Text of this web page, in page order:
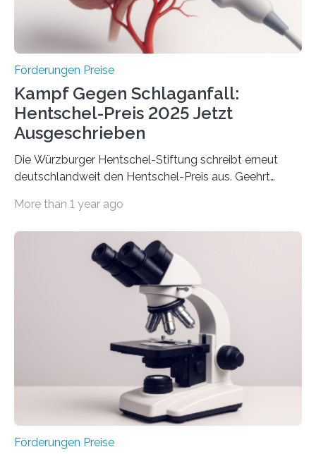
Wirtschaft und Energie eine gute Nachricht:
Überplanmäßige Verpflichtungsermächtigungen in
Förderungen Preise
Kampf Gegen Schlaganfall:
Hentschel-Preis 2025 Jetzt
Ausgeschrieben
Die Würzburger Hentschel-Stiftung schreibt erneut
deutschlandweit den Hentschel-Preis aus. Geehrt
hochrangige wissenschaftliche Publikation zum Thema
Schlaganfall“ mit Sitz in Würzburg fördert die
Schlaganfallforschung, um die Behandlung der
Betroffenen zu verbessern. Dazu schreibt sie auch in
diesem Jahr wieder deutschlandweit den Hentschel-
Preis aus. Er richtet sich gezielt an jüngere
Forscherinnen und Forscher unter 40 Jahren. Geehrt
werden soll eine herausragende Doktorarbeit oder eine
hochrangige wissenschaftliche Publikation zum Thema
More than 1 year ago
Förderungen Preise